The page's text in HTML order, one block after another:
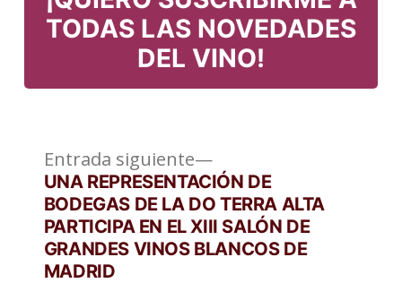
TODAS LAS NOVEDADES
DEL VINO!
Navegación
de
entradas
Entrada siguiente
Entrada
siguiente:
UNA REPRESENTACIÓN DE
BODEGAS DE LA DO TERRA ALTA
PARTICIPA EN EL XIII SALÓN DE
GRANDES VINOS BLANCOS DE
MADRID